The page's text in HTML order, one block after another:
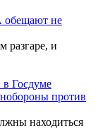
обещают не
и
в Госдуме
против
находиться